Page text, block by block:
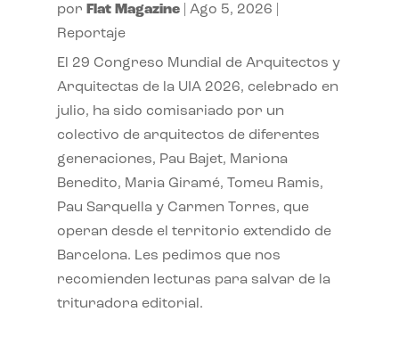
por Flat Magazine| Ago 5, 2026
Reportaje
El 29 Congreso Mundial de Arquitectos y
Arquitectas de la UIA 2026, celebrado en
julio, ha sido comisariado por un
colectivo de arquitectos de diferentes
generaciones, Pau Bajet, Mariona
Benedito, Maria Giramé, Tomeu Ramis,
Pau Sarquella y Carmen Torres, que
operan desde el territorio extendido de
Barcelona. Les pedimos que nos
recomienden lecturas para salvar de la
trituradora editorial.